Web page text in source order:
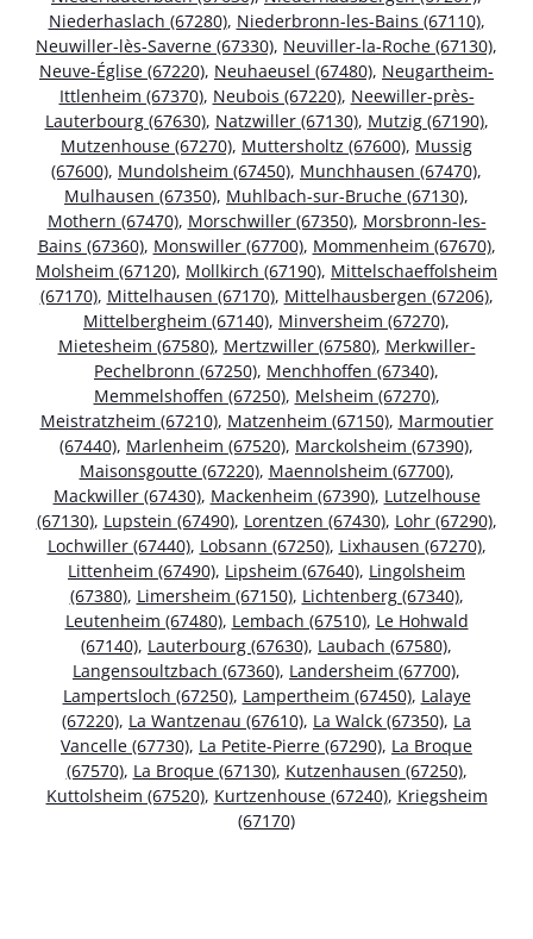
Niederhaslach (67280), Niederbronn-les-Bains (67110),
Neuwiller-lès-Saverne (67330), Neuviller-la-Roche (67130),
Neuve-Église (67220), Neuhaeusel (67480), Neugartheim-
Ittlenheim (67370), Neubois (67220), Neewiller-près-
Lauterbourg (67630), Natzwiller (67130), Mutzig (67190),
Mutzenhouse (67270), Muttersholtz (67600), Mussig
(67600), Mundolsheim (67450), Munchhausen (67470),
Mulhausen (67350), Muhlbach-sur-Bruche (67130),
Mothern (67470), Morschwiller (67350), Morsbronn-les-
Bains (67360), Monswiller (67700), Mommenheim (67670),
Molsheim (67120), Mollkirch (67190), Mittelschaeffolsheim
(67170), Mittelhausen (67170), Mittelhausbergen (67206),
Mittelbergheim (67140), Minversheim (67270),
Mietesheim (67580), Mertzwiller (67580), Merkwiller-
Pechelbronn (67250), Menchhoffen (67340),
Memmelshoffen (67250), Melsheim (67270),
Meistratzheim (67210), Matzenheim (67150), Marmoutier
(67440), Marlenheim (67520), Marckolsheim (67390),
Maisonsgoutte (67220), Maennolsheim (67700),
Mackwiller (67430), Mackenheim (67390), Lutzelhouse
(67130), Lupstein (67490), Lorentzen (67430), Lohr (67290),
Lochwiller (67440), Lobsann (67250), Lixhausen (67270),
Littenheim (67490), Lipsheim (67640), Lingolsheim
(67380), Limersheim (67150), Lichtenberg (67340),
Leutenheim (67480), Lembach (67510), Le Hohwald
(67140), Lauterbourg (67630), Laubach (67580),
Langensoultzbach (67360), Landersheim (67700),
Lampertsloch (67250), Lampertheim (67450), Lalaye
(67220), La Wantzenau (67610), La Walck (67350), La
Vancelle (67730), La Petite-Pierre (67290), La Broque
(67570), La Broque (67130), Kutzenhausen (67250),
Kuttolsheim (67520), Kurtzenhouse (67240), Kriegsheim
(67170)